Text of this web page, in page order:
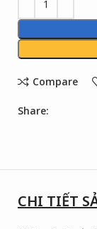
Compare
Share:
CHI TIẾT